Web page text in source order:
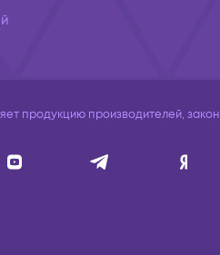
продукцию производителей,